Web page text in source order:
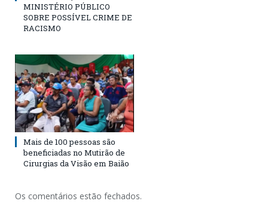
MINISTÉRIO PÚBLICO
SOBRE POSSÍVEL CRIME DE
RACISMO
Mais de 100 pessoas são
beneficiadas no Mutirão de
Cirurgias da Visão em Baião
Os comentários estão fechados.